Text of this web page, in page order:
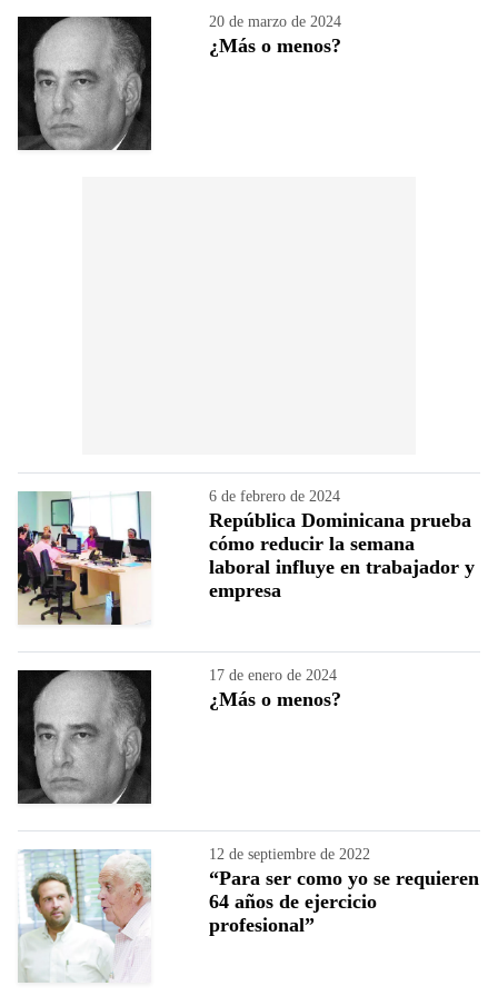
20 de marzo de 2024
¿Más o menos?
6 de febrero de 2024
República Dominicana prueba
cómo reducir la semana
laboral influye en trabajador y
empresa
17 de enero de 2024
¿Más o menos?
12 de septiembre de 2022
“Para ser como yo se requieren
64 años de ejercicio
profesional”